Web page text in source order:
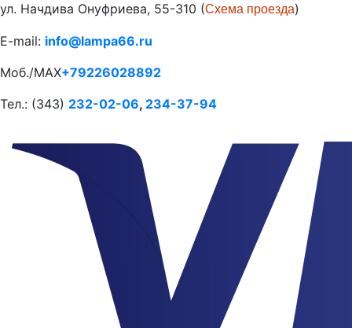
ул. Начдива Онуфриева, 55-310 (Схема проезда)
E-mail: info@lampa66.ru
Моб./MAX+79226028892
Тел.: (343) 232-02-06, 234-37-94